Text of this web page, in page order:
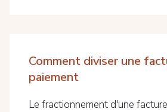
Comment diviser une
paiement
Le fractionnement d'une